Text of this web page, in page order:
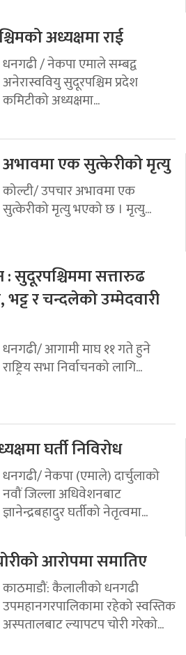
अध्यक्षमा राई
धनगढी / नेकपा एमाले सम्बद्व
अनेरास्ववियु सुदूरपश्चिम प्रदेश
कमिटीको अध्यक्षमा...
एक सुत्केरीको मृत्यु
कोल्टी/ उपचार अभावमा एक
सुत्केरीको मृत्यु भएको छ । मृत्यु...
: सुदूरपश्चिममा सत्तारुढ
र चन्दलेको उम्मेदवारी
धनगढी/ आगामी माघ ११ गते हुने
राष्ट्रिय सभा निर्वाचनको लागि...
घर्ती निविरोध
धनगढी/ नेकपा (एमाले) दार्चुलाको
नवौं जिल्ला अधिवेशनबाट
ज्ञानेन्द्रबहादुर घर्तीको नेतृत्वमा...
आरोपमा समातिए
काठमाडौं: कैलालीको धनगढी
उपमहानगरपालिकामा रहेको स्वस्तिक
अस्पतालबाट ल्यापटप चोरी गरेको...